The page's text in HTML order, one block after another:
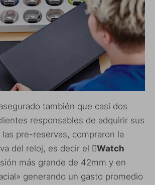
también que casi dos
responsables de adquirir sus
pre-reservas, compraron la
del reloj, es decir el Watch
más grande de 42mm y en
generando un gasto promedio